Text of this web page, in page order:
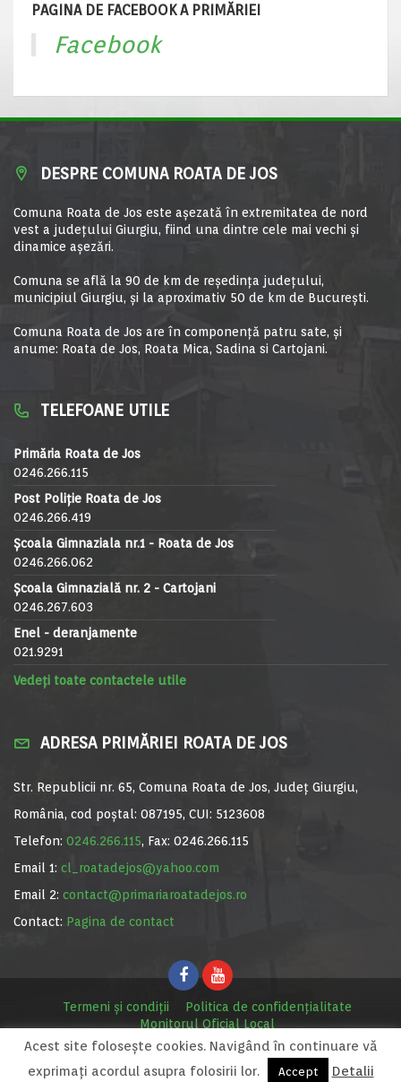
PAGINA DE FACEBOOK A PRIMĂRIEI
Facebook
DESPRE COMUNA ROATA DE JOS
Comuna Roata de Jos este aşezată în extremitatea de nord
vest a judeţului Giurgiu, fiind una dintre cele mai vechi şi
dinamice aşezări.
Comuna se află la 90 de km de reşedinţa judeţului,
municipiul Giurgiu, şi la aproximativ 50 de km de Bucureşti.
Comuna Roata de Jos are în componență patru sate, și
anume: Roata de Jos, Roata Mica, Sadina si Cartojani.
TELEFOANE UTILE
Primăria Roata de Jos
0246.266.115
Post Poliție Roata de Jos
0246.266.419
Școala Gimnaziala nr.1 - Roata de Jos
0246.266.062
Școala Gimnazială nr. 2 - Cartojani
0246.267.603
Enel - deranjamente
021.9291
Vedeți toate contactele utile
ADRESA PRIMĂRIEI ROATA DE JOS
Str. Republicii nr. 65, Comuna Roata de Jos, Județ Giurgiu,
România, cod poștal: 087195, CUI: 5123608
Telefon: 0246.266.115, Fax: 0246.266.115
Email 1: cl_roatadejos@yahoo.com
Email 2: contact@primariaroatadejos.ro
Contact: Pagina de contact
Termeni și condiții
Politica de confidențialitate
Monitorul Oficial Local
© Primăria Roata de Jos, 2020. Site realizat de MediaDigi.ro
Acest site foloseşte cookies. Navigând în continuare vă
exprimaţi acordul asupra folosirii lor.
Accept Detalii